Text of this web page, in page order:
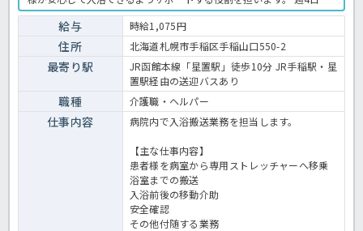
時から16時までの勤務で、土日祝休みのため、家庭やプライベートと
の両立を目指したい方にもおすすめです。 病院での入浴業務全般で
す。 ＜介護職 パート 病院の入浴搬送員求人＞
給与 時給1,075円
住所 北海道札幌市手稲区手稲山口550-2
最寄り駅
JR函館本線「星置駅」徒歩10分 JR手稲駅・星
置駅経由の送迎バスあり
職種 介護職・ヘルパー
仕事内容 病院内で入浴搬送業務を担当します。
【主な仕事内容】
患者様を病室から専用ストレッチャーへ移乗
浴室までの搬送
入浴前後の移動介助
安全確認
その他付随する業務